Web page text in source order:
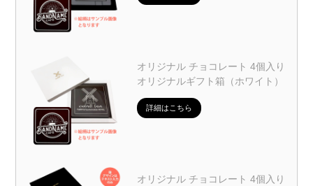
オリジナル チョコレート 4個入り
オリジナルギフト箱（ホワイト）
詳細はこちら
オリジナル チョコレート 4個入り